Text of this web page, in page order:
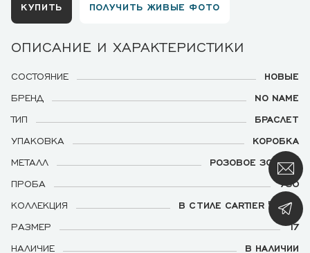
КУПИТЬ ПОЛУЧИТЬ ЖИВЫЕ ФОТО
ОПИСАНИЕ И ХАРАКТЕРИСТИКИ
СОСТОЯНИЕ
НОВЫЕ
БРЕНД
NO NAME
ТИП
БРАСЛЕТ
УПАКОВКА
КОРОБКА
МЕТАЛЛ
РОЗОВОЕ ЗОЛОТО
ПРОБА
750
КОЛЛЕКЦИЯ
В СТИЛЕ CARTIER "LOVE"
РАЗМЕР
17
НАЛИЧИЕ
В НАЛИЧИИ